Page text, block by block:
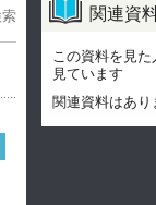
関連資
この資料を見た
見ています
関連資料はあり